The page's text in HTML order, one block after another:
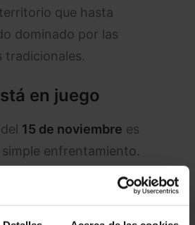
que hasta
dominado por las
tradicionales.
en juego
15 de noviembre es
simple enfrentamiento.